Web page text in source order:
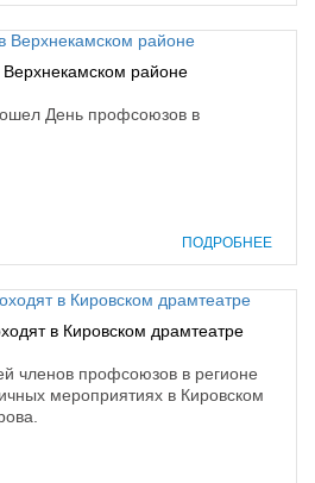
районе
День профсоюзов в
ПОДРОБНЕЕ
в Кировском драмтеатре
членов профсоюзов в регионе
мероприятиях в Кировском